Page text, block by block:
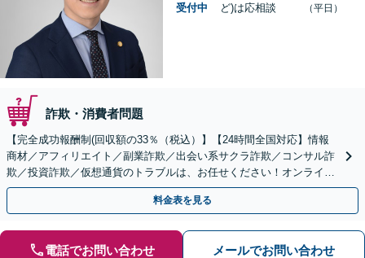
受付中
ど)は応相談
（平日）
詐欺・消費者問題
【完全成功報酬制(回収額の33％（税込）】【24時間全国対応】情報
商材／アフィリエイト／副業詐欺／出会い系サクラ詐欺／コンサル詐
欺／投資詐欺／仮想通貨のトラブルは、お任せください！オンライン
のみで解決も可能！
料金表を見る
電話でお問い合わせ メールでお問い合わせ